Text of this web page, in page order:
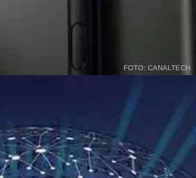
FOTO: CANALTECH